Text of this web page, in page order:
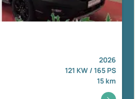
2026
121 KW / 165 PS
15 km